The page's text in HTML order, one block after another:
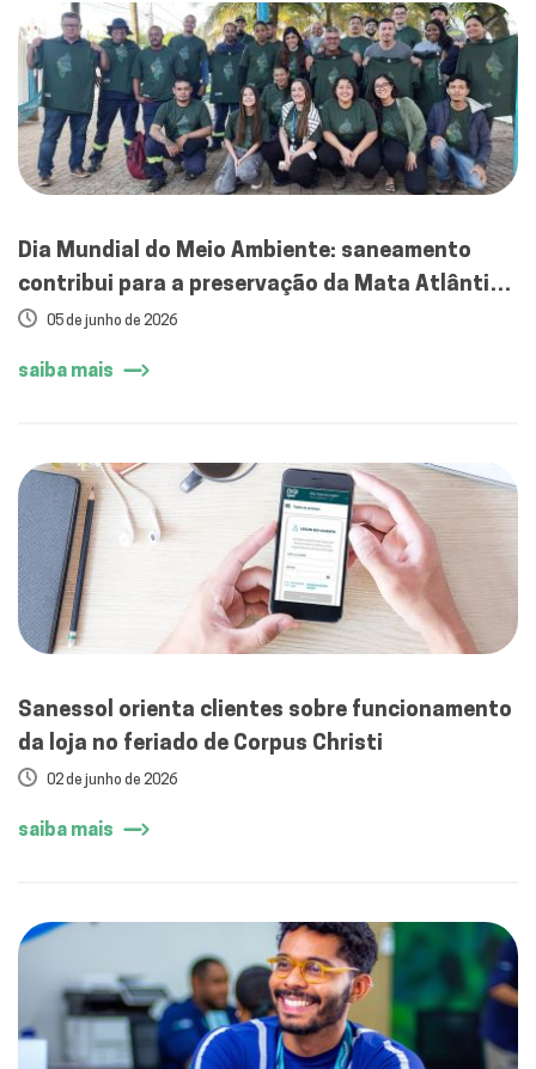
Dia Mundial do Meio Ambiente: saneamento
contribui para a preservação da Mata Atlântica
em Mirassol
05 de junho de 2026
saiba mais
Sanessol orienta clientes sobre funcionamento
da loja no feriado de Corpus Christi
02 de junho de 2026
saiba mais